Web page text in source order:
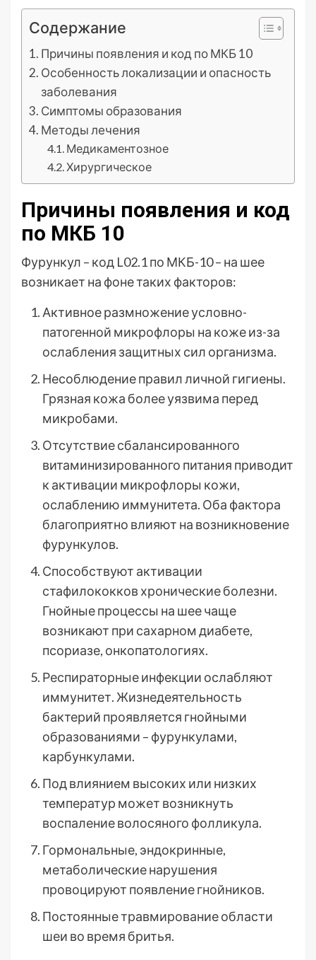
Содержание
Причины появления и код по МКБ 10
Особенность локализации и опасность
заболевания
Симптомы образования
Методы лечения
Медикаментозное
Хирургическое
Причины появления и код
по МКБ 10
Фурункул – код L02.1 по МКБ-10 – на шее
возникает на фоне таких факторов:
Активное размножение условно-
патогенной микрофлоры на коже из-за
ослабления защитных сил организма.
Несоблюдение правил личной гигиены.
Грязная кожа более уязвима перед
микробами.
Отсутствие сбалансированного
витаминизированного питания приводит
к активации микрофлоры кожи,
ослаблению иммунитета. Оба фактора
благоприятно влияют на возникновение
фурункулов.
Способствуют активации
стафилококков хронические болезни.
Гнойные процессы на шее чаще
возникают при сахарном диабете,
псориазе, онкопатологиях.
Респираторные инфекции ослабляют
иммунитет. Жизнедеятельность
бактерий проявляется гнойными
образованиями – фурункулами,
карбункулами.
Под влиянием высоких или низких
температур может возникнуть
воспаление волосяного фолликула.
Гормональные, эндокринные,
метаболические нарушения
провоцируют появление гнойников.
Постоянные травмирование области
шеи во время бритья.